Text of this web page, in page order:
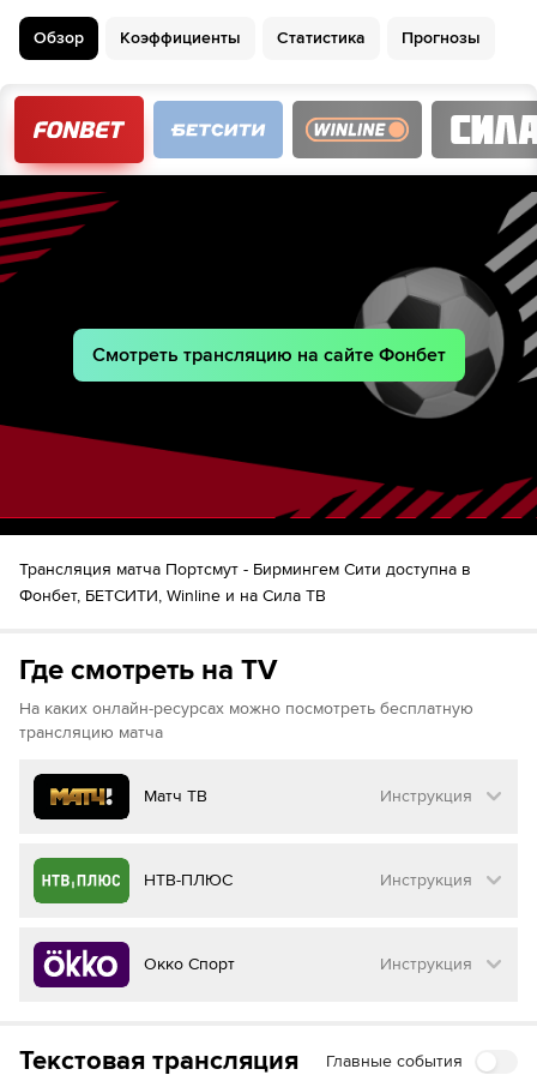
Джон Солис
Томас Дойл
54´
Adrian Segecic81´
Брайт Осайи-Самуэль
82´
Марлон Пэк
Обзор Коэффициенты Статистика Прогнозы
Смотреть трансляцию на сайте Фонбет
Трансляция матча Портсмут - Бирмингем Сити доступна в
Фонбет, БЕТСИТИ, Winline и на Сила ТВ
Где смотреть на TV
На каких онлайн-ресурсах можно посмотреть бесплатную
трансляцию матча
Матч ТВ Инструкция
Как смотреть бесплатно трансляцию матча
Матч ТВ
Инструкция
Перейдите на сайт МАТЧ ТВ
НТВ-ПЛЮС Инструкция
Как смотреть бесплатно трансляцию матча
на НТВ ПЛЮС
Окко Спорт Инструкция
на Окко ТВ
Текстовая трансляция Главные события